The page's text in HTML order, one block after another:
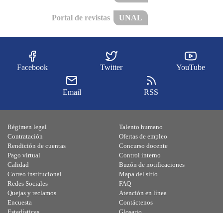
Portal de revistas UNAL
Facebook Twitter YouTube
Email RSS
Régimen legal
Contratación
Rendición de cuentas
Pago virtual
Calidad
Talento humano
Ofertas de empleo
Concurso docente
Control interno
Buzón de notificaciones
Correo institucional
Redes Sociales
Quejas y reclamos
Encuesta
Mapa del sitio
FAQ
Atención en línea
Contáctenos